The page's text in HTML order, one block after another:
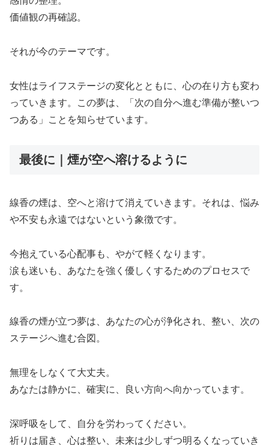
価値観の再確認。
それが今のテーマです。
女性はライフステージの変化とともに、心の在り方も変わ
っていきます。この夢は、「次の自分へ進む準備が整いつ
つある」ことを知らせています。
最後に｜煙が空へ溶けるように
線香の煙は、空へと溶けて消えていきます。それは、悩み
や不安も永遠ではないという象徴です。
今抱えている心配事も、やがて軽くなります。
涙も迷いも、あなたを強く優しくするためのプロセスで
す。
線香の煙が立つ夢は、あなたの心が浄化され、整い、次の
ステージへ進む合図。
無理をしなくて大丈夫。
あなたは静かに、確実に、良い方向へ向かっています。
深呼吸をして、自分を労わってください。
祈りは届き、心は整い、未来は少しずつ明るくなっていき